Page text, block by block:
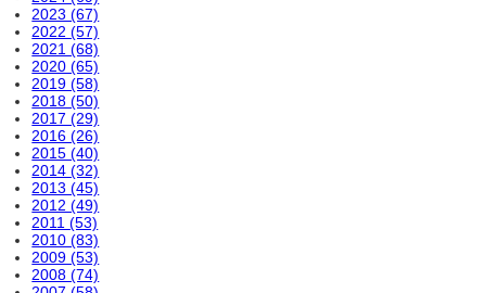
2023 (67)
2022 (57)
2021 (68)
2020 (65)
2019 (58)
2018 (50)
2017 (29)
2016 (26)
2015 (40)
2014 (32)
2013 (45)
2012 (49)
2011 (53)
2010 (83)
2009 (53)
2008 (74)